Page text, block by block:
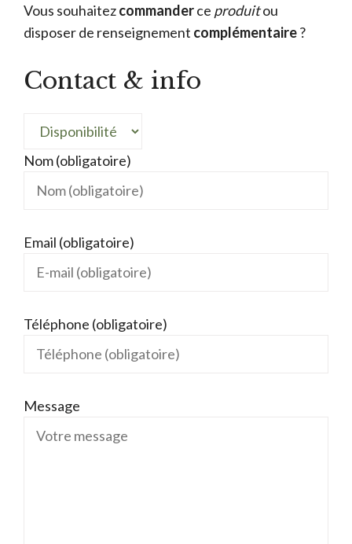
Vous souhaitezcommanderce produitou
disposer de renseignement complémentaire?
Contact & info
Nom (obligatoire)
Email (obligatoire)
Téléphone (obligatoire)
Message